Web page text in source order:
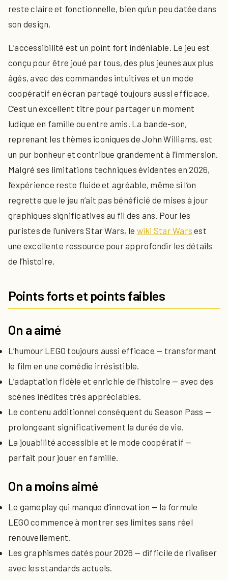
reste claire et fonctionnelle, bien qu’un peu datée dans
son design.
L’accessibilité est un point fort indéniable. Le jeu est
conçu pour être joué par tous, des plus jeunes aux plus
âgés, avec des commandes intuitives et un mode
coopératif en écran partagé toujours aussi efficace.
C’est un excellent titre pour partager un moment
ludique en famille ou entre amis. La bande-son,
reprenant les thèmes iconiques de John Williams, est
un pur bonheur et contribue grandement à l’immersion.
Malgré ses limitations techniques évidentes en 2026,
l’expérience reste fluide et agréable, même si l’on
regrette que le jeu n’ait pas bénéficié de mises à jour
graphiques significatives au fil des ans. Pour les
puristes de l’univers Star Wars, le wiki Star Wars est
une excellente ressource pour approfondir les détails
de l’histoire.
Points forts et points faibles
On a aimé
L’humour LEGO toujours aussi efficace — transformant
le film en une comédie irrésistible.
L’adaptation fidèle et enrichie de l’histoire — avec des
scènes inédites très appréciables.
Le contenu additionnel conséquent du Season Pass —
prolongeant significativement la durée de vie.
La jouabilité accessible et le mode coopératif —
parfait pour jouer en famille.
On a moins aimé
Le gameplay qui manque d’innovation — la formule
LEGO commence à montrer ses limites sans réel
renouvellement.
Les graphismes datés pour 2026 — difficile de rivaliser
avec les standards actuels.